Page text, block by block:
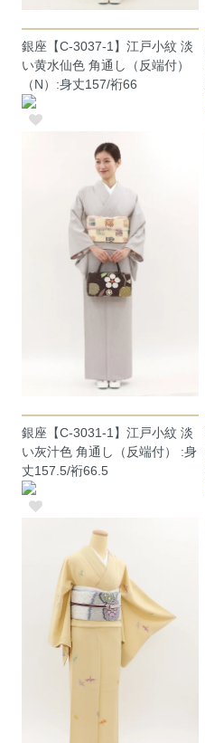
銀座【C-3037-1】江戸小紋 淡
い黄水仙色 角通し（反端付）
（N）:身丈157/裄66
銀座【C-3031-1】江戸小紋 淡
い灰汁色 角通し（反端付） :身
丈157.5/裄66.5